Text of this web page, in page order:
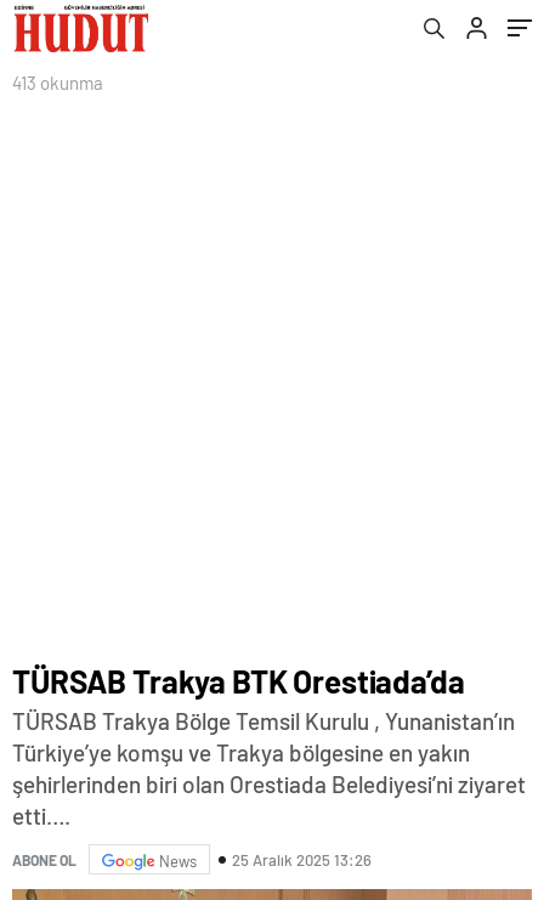
413 okunma
TÜRSAB Trakya BTK Orestiada’da
TÜRSAB Trakya Bölge Temsil Kurulu , Yunanistan’ın
Türkiye’ye komşu ve Trakya bölgesine en yakın
şehirlerinden biri olan Orestiada Belediyesi’ni ziyaret
etti….
ABONE OL News 25 Aralık 2025 13:26